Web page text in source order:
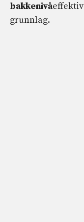
bakkenivå
grunnlag.